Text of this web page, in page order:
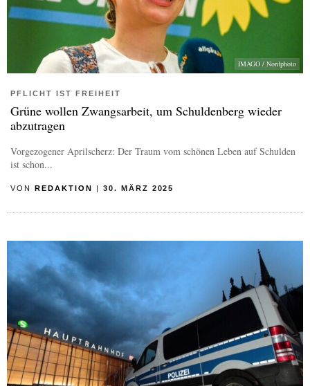
IMAGO / Nordphoto
PFLICHT IST FREIHEIT
Grüne wollen Zwangsarbeit, um Schuldenberg wieder
abzutragen
Vorgezogener Aprilscherz: Der Traum vom schönen Leben auf Schulden
ist schon...
VON REDAKTION 30. MÄRZ 2025